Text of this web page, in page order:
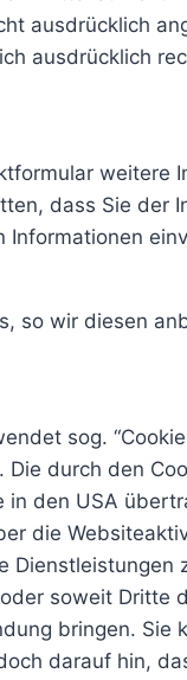
ausdrücklich
ausdrücklich
weitere
dass Sie der
so wir diesen
sog.
durch den
in den USA
die
Dienstleistungen
soweit Dritte
bringen. Sie
darauf hin,